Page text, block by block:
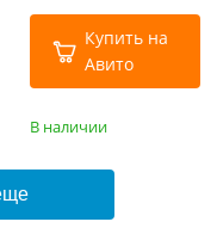
Купить на
Авито
В наличии